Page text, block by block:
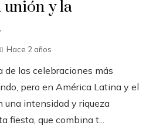
unión y la
Hace 2 años
de las celebraciones más
pero en América Latina y el
una intensidad y riqueza
fiesta, que combina t...